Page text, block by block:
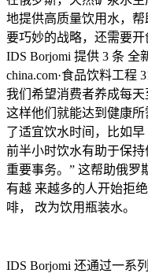
地提供高质量饮用水，
要巧妙的战略，还需要
IDS Borjomi 提供 3 条 全
china.com·食品饮料工程
我们希望消费者养成每天
这样他们就能达到健康
了适宜饮水时间，比如
前半小时饮水有助于保
重要事务。” 这帮助俄罗
有越 来越多的人开始拒
啡， 改为饮用瓶装水。
IDS Borjomi 还通过一系